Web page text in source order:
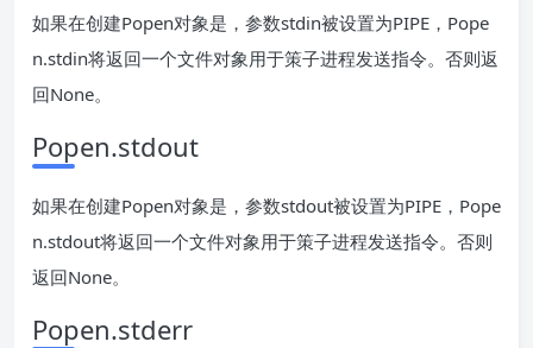
如果在创建Popen对象是，参数stdin被设置为PIPE，Pope
n.stdin将返回一个文件对象用于策子进程发送指令。否则返
回None。
Popen.stdout
如果在创建Popen对象是，参数stdout被设置为PIPE，Pope
n.stdout将返回一个文件对象用于策子进程发送指令。否则
返回None。
Popen.stderr